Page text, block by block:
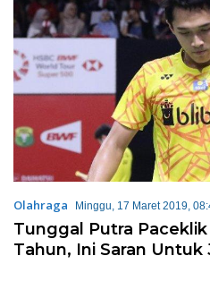
Olahraga Minggu, 17 Maret 2019,
Tunggal Putra
Tahun, Ini Saran